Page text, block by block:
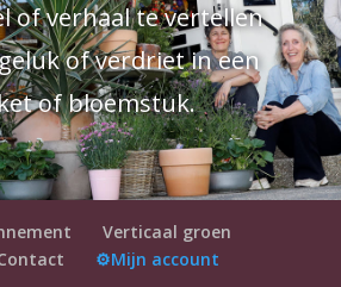
of verhaal te vertellen
of verdriet in een
of bloemstuk.
Verticaal groen
⚙️Mijn account